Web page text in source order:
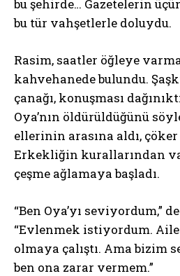
bu şehirde… Gazetelerin
bu tür vahşetlerle doluydu.
Rasim, saatler öğleye
kahvehanede bulundu.
çanağı, konuşması
Oya’nın öldürüldüğünü
ellerinin arasına aldı,
Erkekliğin kurallarından
çeşme ağlamaya başladı.
“Ben Oya’yı seviyordum,”
“Evlenmek istiyordum.
olmaya çalıştı. Ama bizim
ben ona zarar vermem.”